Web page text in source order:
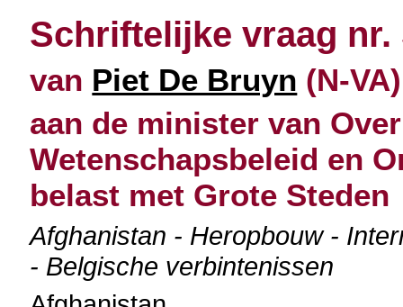
Schriftelijke vraag nr.
van Piet De Bruyn (N-
aan de minister van
Wetenschapsbeleid en
belast met Grote Steden
Afghanistan - Heropbouw -
- Belgische verbintenissen